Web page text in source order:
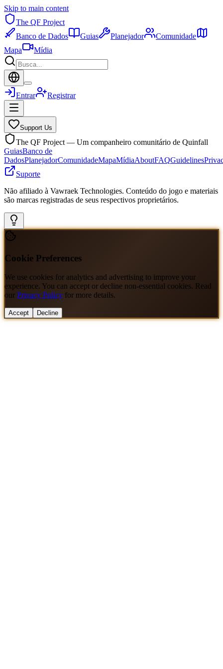
Skip to main content
The QF Project
Banco de Dados
Guias Planejador
Comunidade
Mapa
Mídia
Entrar Registrar
Support Us
The QF Project — Um companheiro comunitário de Quinfall
GuiasBanco de
DadosPlanejadorComunidadeMapaMídiaAboutFAQGuidelines
Suporte
Não afiliado à Vawraek Technologies. Conteúdo do jogo e materiais
são marcas registradas de seus respectivos proprietários.
Cookie Preferences
We use cookies for analytics and advertising to improve your
experience. You can accept or decline non-essential cookies. Read
our Privacy Policy for more details.
Accept Decline